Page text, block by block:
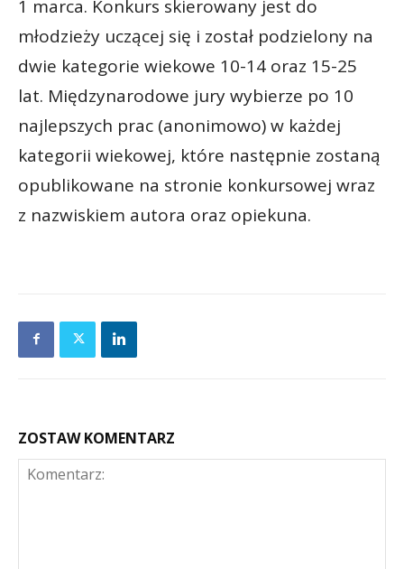
1 marca. Konkurs skierowany jest do
młodzieży uczącej się i został podzielony na
dwie kategorie wiekowe 10-14 oraz 15-25
lat. Międzynarodowe jury wybierze po 10
najlepszych prac (anonimowo) w każdej
kategorii wiekowej, które następnie zostaną
opublikowane na stronie konkursowej wraz
z nazwiskiem autora oraz opiekuna.
ZOSTAW KOMENTARZ